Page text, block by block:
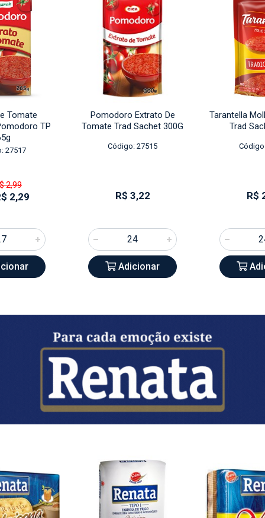
Tomate
TP
27517
2,99
2,29
Pomodoro Extrato De
Tomate Trad Sachet 300G
Código: 27515
R$ 3,22
Adicionar
Tarantella
Trad
R$